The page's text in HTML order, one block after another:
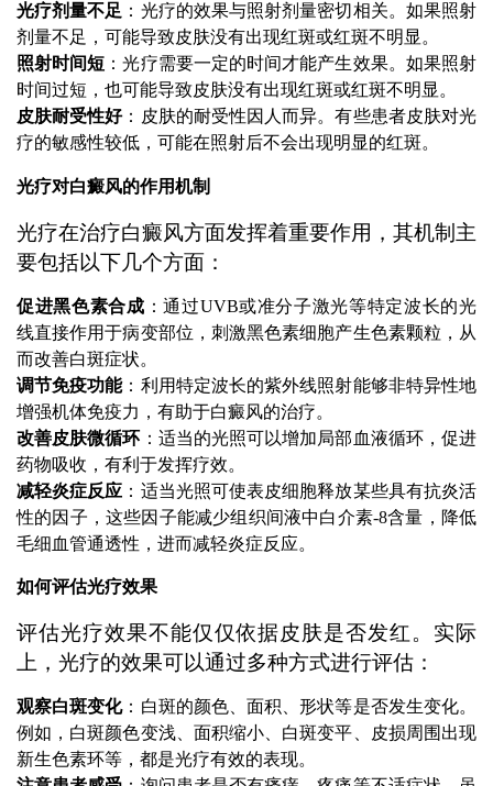
光疗剂量不足 ：光疗的效果与照射剂量密切相关。如果照射
剂量不足，可能导致皮肤没有出现红斑或红斑不明显。
照射时间短 ：光疗需要一定的时间才能产生效果。如果照射
时间过短，也可能导致皮肤没有出现红斑或红斑不明显。
皮肤耐受性好：皮肤的耐受性因人而异。有些患者皮肤对光
疗的敏感性较低，可能在照射后不会出现明显的红斑。
光疗对白癜风的作用机制
光疗在治疗白癜风方面发挥着重要作用，其机制主
要包括以下几个方面：
促进黑色素合成 ：通过UVB或准分子激光等特定波长的光
线直接作用于病变部位，刺激黑色素细胞产生色素颗粒，从
而改善白斑症状。
调节免疫功能：利用特定波长的紫外线照射能够非特异性地
增强机体免疫力，有助于白癜风的治疗。
改善皮肤微循环 ：适当的光照可以增加局部血液循环，促进
药物吸收，有利于发挥疗效。
减轻炎症反应 ：适当光照可使表皮细胞释放某些具有抗炎活
性的因子，这些因子能减少组织间液中白介素-8含量，降低
毛细血管通透性，进而减轻炎症反应。
如何评估光疗效果
评估光疗效果不能仅仅依据皮肤是否发红。实际
上，光疗的效果可以通过多种方式进行评估：
观察白斑变化：白斑的颜色、面积、形状等是否发生变化。
例如，白斑颜色变浅、面积缩小、白斑变平、皮损周围出现
新生色素环等，都是光疗有效的表现。